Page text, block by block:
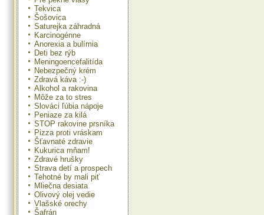
Tekvica
Šošovica
Saturejka záhradná
Karcinogénne
Anorexia a bulímia
Deti bez rýb
Meningoencefalitída
Nebezpečný krém
Zdravá káva :-)
Alkohol a rakovina
Môže za to stres
Slováci ľúbia nápoje
Peniaze za kilá
STOP rakovine prsníka
Pizza proti vráskam
Šťavnaté zdravie
Kukurica mňam!
Zdravé hrušky
Strava detí a prospech
Tehotné by mali piť
Mliečna desiata
Olivový olej vedie
Vlašské orechy
Šafrán